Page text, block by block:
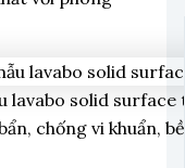
lavabo solid
chống vi khuẩn,